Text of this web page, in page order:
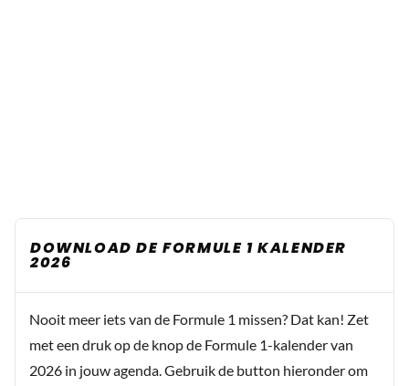
DOWNLOAD DE FORMULE 1 KALENDER
2026
Nooit meer iets van de Formule 1 missen? Dat kan! Zet
met een druk op de knop de Formule 1-kalender van
2026 in jouw agenda. Gebruik de button hieronder om